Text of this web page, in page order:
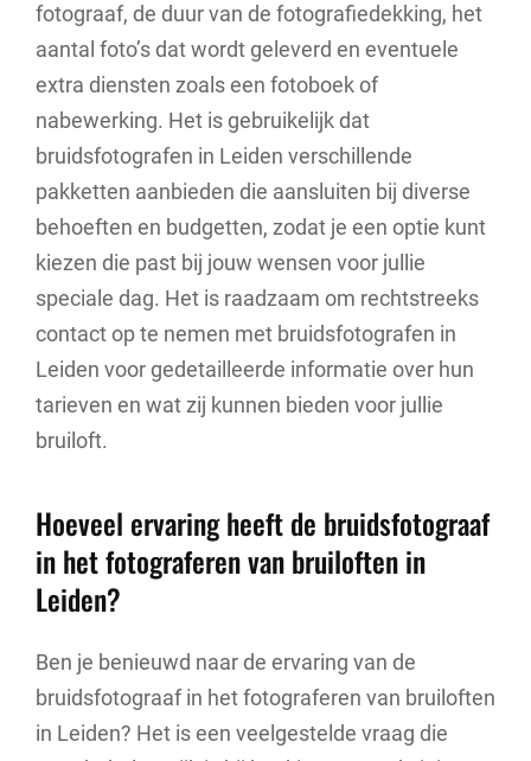
fotograaf, de duur van de fotografiedekking, het
aantal foto’s dat wordt geleverd en eventuele
extra diensten zoals een fotoboek of
nabewerking. Het is gebruikelijk dat
bruidsfotografen in Leiden verschillende
pakketten aanbieden die aansluiten bij diverse
behoeften en budgetten, zodat je een optie kunt
kiezen die past bij jouw wensen voor jullie
speciale dag. Het is raadzaam om rechtstreeks
contact op te nemen met bruidsfotografen in
Leiden voor gedetailleerde informatie over hun
tarieven en wat zij kunnen bieden voor jullie
bruiloft.
Hoeveel ervaring heeft de bruidsfotograaf
in het fotograferen van bruiloften in
Leiden?
Ben je benieuwd naar de ervaring van de
bruidsfotograaf in het fotograferen van bruiloften
in Leiden? Het is een veelgestelde vraag die